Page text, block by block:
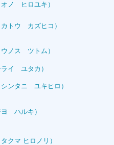
ノ ヒロユキ）
トウ カズヒコ）
ノス ツトム）
イ ユタカ）
ンタニ ユキヒロ）
ハルキ）
クマ ヒロノリ）